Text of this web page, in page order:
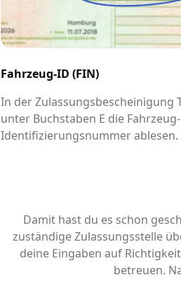
Fahrzeug-ID (FIN)
In der Zulassungsbescheinigung
unter Buchstaben E die Fahrzeug-
Identifizierungsnummer ablesen.
Damit hast du es schon
zuständige Zulassungsstelle
deine Eingaben auf
betreuen.